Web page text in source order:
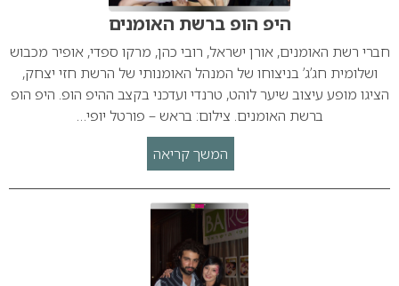
היפ הופ ברשת האומנים
חברי רשת האומנים, אורן ישראל, רובי כהן, מרקו ספדי, אופיר מכבוש
ושלומית חג’ג’ בניצוחו של המנהל האומנותי של הרשת חזי יצחק,
הציגו מופע עיצוב שיער לוהט, טרנדי ועדכני בקצב ההיפ הופ. היפ הופ
ברשת האומנים. צילום: בראש – פורטל יופי…
המשך קריאה